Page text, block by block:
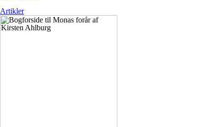
Artikler